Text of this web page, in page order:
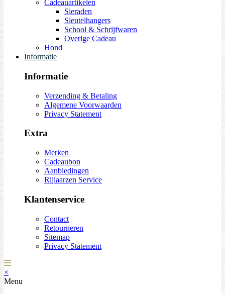
Cadeauartikelen
Sieraden
Sleutelhangers
School & Schrijfwaren
Overige Cadeau
Hond
Informatie
Informatie
Verzending & Betaling
Algemene Voorwaarden
Privacy Statement
Extra
Merken
Cadeaubon
Aanbiedingen
Rijlaarzen Service
Klantenservice
Contact
Retourneren
Sitemap
Privacy Statement
×
Menu